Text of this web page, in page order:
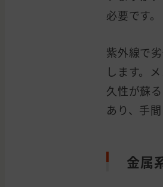
必要です。
紫外線で
します。
久性が蘇
あり、手
金属